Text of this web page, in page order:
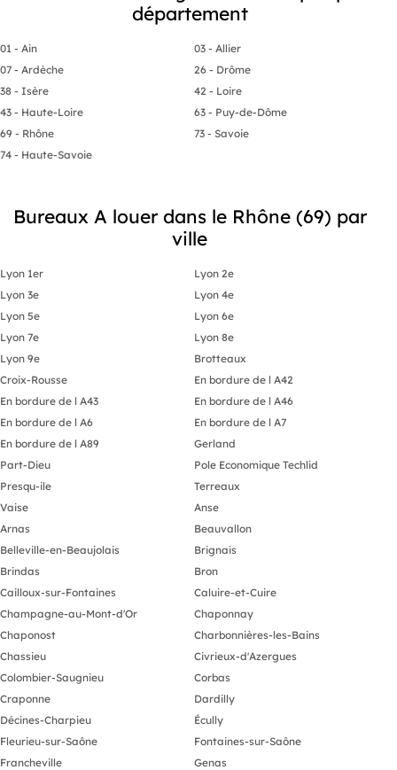
département
01 - Ain
03 - Allier
07 - Ardèche
26 - Drôme
38 - Isère
42 - Loire
43 - Haute-Loire
63 - Puy-de-Dôme
69 - Rhône
73 - Savoie
74 - Haute-Savoie
Bureaux A louer dans le Rhône (69) par
ville
Lyon 1er
Lyon 2e
Lyon 3e
Lyon 4e
Lyon 5e
Lyon 6e
Lyon 7e
Lyon 8e
Lyon 9e
Brotteaux
Croix-Rousse
En bordure de l A42
En bordure de l A43
En bordure de l A46
En bordure de l A6
En bordure de l A7
En bordure de l A89
Gerland
Part-Dieu
Pole Economique Techlid
Presqu-ile
Terreaux
Vaise
Anse
Arnas
Beauvallon
Belleville-en-Beaujolais
Brignais
Brindas
Bron
Cailloux-sur-Fontaines
Caluire-et-Cuire
Champagne-au-Mont-d'Or
Chaponnay
Chaponost
Charbonnières-les-Bains
Chassieu
Civrieux-d'Azergues
Colombier-Saugnieu
Corbas
Craponne
Dardilly
Décines-Charpieu
Écully
Fleurieu-sur-Saône
Fontaines-sur-Saône
Francheville
Genas